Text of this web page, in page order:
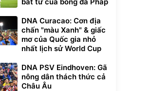
DNA Curacao: Cơn địa
chấn "màu Xanh" & giấc
mơ của Quốc gia nhỏ
nhất lịch sử World Cup
DNA PSV Eindhoven: Gã
nông dân thách thức cả
Châu Âu